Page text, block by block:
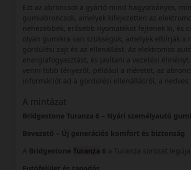
Ezt az abroncsot a gyártó mind hagyományos,
gumiabroncsok, amelyek kifejezetten az
nehezebbek, erősebb nyomatékot fejtenek ki, és
olyan gumikra van szükségük, amelyek elbírják a
gördülési zajt és az ellenállást. Az elektromos
energiafogyasztást, és javítani a vezetési
venni több tényezőt, például a méretet, az
információt ad a gördülési ellenállásról, a
A mintázat
Bridgestone Turanza 6 – Nyári személyautó gumi
Bevezető – Új generációs komfort és biztonság
A Bridgestone Turanza 6 a Turanza sorozat